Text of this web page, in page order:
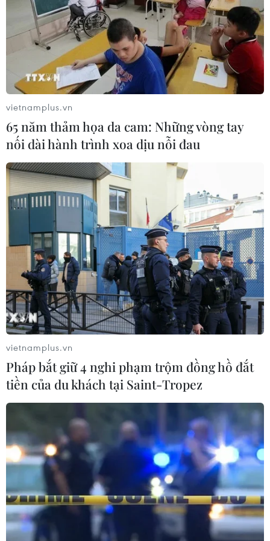
Seoul.
Chia sẻ với phóng viên TTXVN, chị Lee Rae-eun,
một thực khách cho biết dù chưa có dịp đến
thăm Việt Nam, song chị đã được ăn món ăn
Việt Nam rất ngon ngay tại thủ đô Seoul.
Chị Lee Rae-eun, một thực khách Hàn Quốc. (Ảnh: Hữu
Tuyên/Vietnam+)
Chị cảm ơn Alaghi vì đã cho chị biết văn hóa ẩm
thực của Việt Nam, đồng thời bày tỏ mong muốn
sớm có dịp tới Hà Nội để được trực tiếp thưởng
thức văn hóa ẩm thực của Việt Nam.
Về phần mình, anh Min Won-kook, Giám đốc
công ty xây dựng M&K cho biết, anh từng có
nhiều năm công tác tại Việt Nam nên có nhiều
cơ hội thưởng thức món ăn Việt, tuy nhiên anh
cảm thấy món ăn Việt Nam ở Alagi khá là ngon
vì đã có những cải tiến phù hợp với khẩu vị của
người Hàn Quốc (người Hàn Quốc thường
vietnamplus.vn
65 năm thảm họa da cam: Những vòng tay
nối dài hành trình xoa dịu nỗi đau
vietnamplus.vn
Pháp bắt giữ 4 nghi phạm trộm đồng hồ đắt
tiền của du khách tại Saint-Tropez